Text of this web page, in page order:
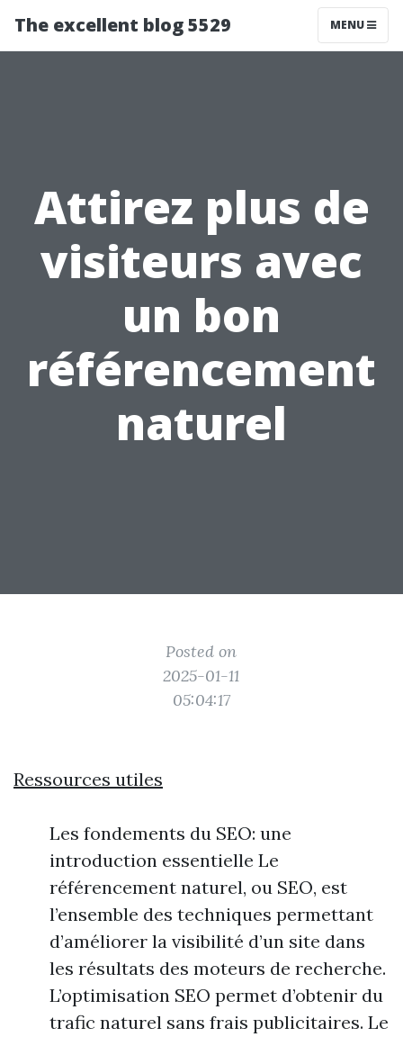
The excellent blog 5529 MENU
Attirez plus de
visiteurs avec
un bon
référencement
naturel
Posted on
2025-01-11
05:04:17
Ressources utiles
Les fondements du SEO: une
introduction essentielle Le
référencement naturel, ou SEO, est
l’ensemble des techniques permettant
d’améliorer la visibilité d’un site dans
les résultats des moteurs de recherche.
L’optimisation SEO permet d’obtenir du
trafic naturel sans frais publicitaires. Le